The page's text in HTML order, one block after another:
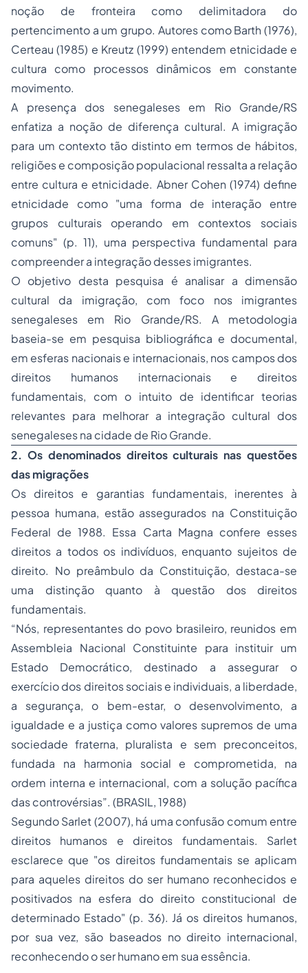
noção de fronteira como delimitadora do
pertencimento a um grupo. Autores como Barth (1976),
Certeau (1985) e Kreutz (1999) entendem etnicidade e
cultura como processos dinâmicos em constante
movimento.
A presença dos senegaleses em Rio Grande/RS
enfatiza a noção de diferença cultural. A imigração
para um contexto tão distinto em termos de hábitos,
religiões e composição populacional ressalta a relação
entre cultura e etnicidade. Abner Cohen (1974) define
etnicidade como "uma forma de interação entre
grupos culturais operando em contextos sociais
comuns" (p. 11), uma perspectiva fundamental para
compreender a integração desses imigrantes.
O objetivo desta pesquisa é analisar a dimensão
cultural da imigração, com foco nos imigrantes
senegaleses em Rio Grande/RS. A metodologia
baseia-se em pesquisa bibliográfica e documental,
em esferas nacionais e internacionais, nos campos dos
direitos humanos internacionais e direitos
fundamentais, com o intuito de identificar teorias
relevantes para melhorar a integração cultural dos
senegaleses na cidade de Rio Grande.
2. Os denominados direitos culturais nas questões
das migrações
Os direitos e garantias fundamentais, inerentes à
pessoa humana, estão assegurados na Constituição
Federal de 1988. Essa Carta Magna confere esses
direitos a todos os indivíduos, enquanto sujeitos de
direito. No preâmbulo da Constituição, destaca-se
uma distinção quanto à questão dos direitos
fundamentais.
“Nós, representantes do povo brasileiro, reunidos em
Assembleia Nacional Constituinte para instituir um
Estado Democrático, destinado a assegurar o
exercício dos direitos sociais e individuais, a liberdade,
a segurança, o bem-estar, o desenvolvimento, a
igualdade e a justiça como valores supremos de uma
sociedade fraterna, pluralista e sem preconceitos,
fundada na harmonia social e comprometida, na
ordem interna e internacional, com a solução pacífica
das controvérsias”. (BRASIL, 1988)
Segundo Sarlet (2007), há uma confusão comum entre
direitos humanos e direitos fundamentais. Sarlet
esclarece que "os direitos fundamentais se aplicam
para aqueles direitos do ser humano reconhecidos e
positivados na esfera do direito constitucional de
determinado Estado" (p. 36). Já os direitos humanos,
por sua vez, são baseados no direito internacional,
reconhecendo o ser humano em sua essência.